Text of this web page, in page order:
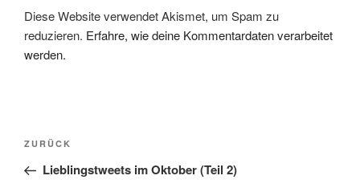
Diese Website verwendet Akismet, um Spam zu
reduzieren. Erfahre, wie deine Kommentardaten verarbeitet
werden.
Beitragsnavigation
Vorheriger
Beitrag
ZURÜCK
Lieblingstweets im Oktober (Teil 2)